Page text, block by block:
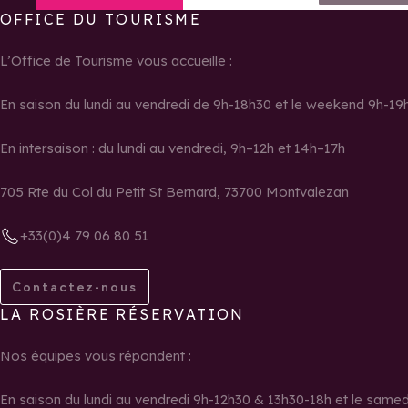
Retour à la page d'accueil
OFFICE DU TOURISME
L’Office de Tourisme vous accueille :
En saison du lundi au vendredi de 9h-18h30 et le weekend 9h-
En intersaison : du lundi au vendredi, 9h–12h et 14h–17h
705 Rte du Col du Petit St Bernard, 73700 Montvalezan
+33(0)4 79 06 80 51
Contactez-nous
LA ROSIÈRE RÉSERVATION
Nos équipes vous répondent :
En saison du lundi au vendredi 9h-12h30 & 13h30-18h et le